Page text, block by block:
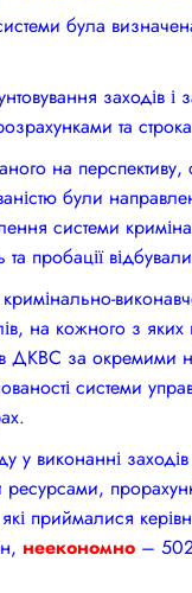
була
заходів
та
на
були
системи
пробації
на кожного з
ДКВС за окремими
системи
у виконанні
приймалися
неекономно –